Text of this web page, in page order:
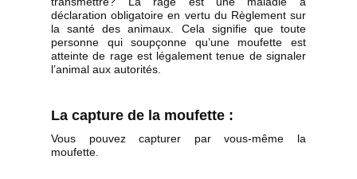
déclaration obligatoire en vertu du Règlement sur
la santé des animaux. Cela signifie que toute
personne qui soupçonne qu’une moufette est
atteinte de rage est légalement tenue de signaler
l’animal aux autorités.
La capture de la moufette :
Vous pouvez capturer par vous-même la
moufette.